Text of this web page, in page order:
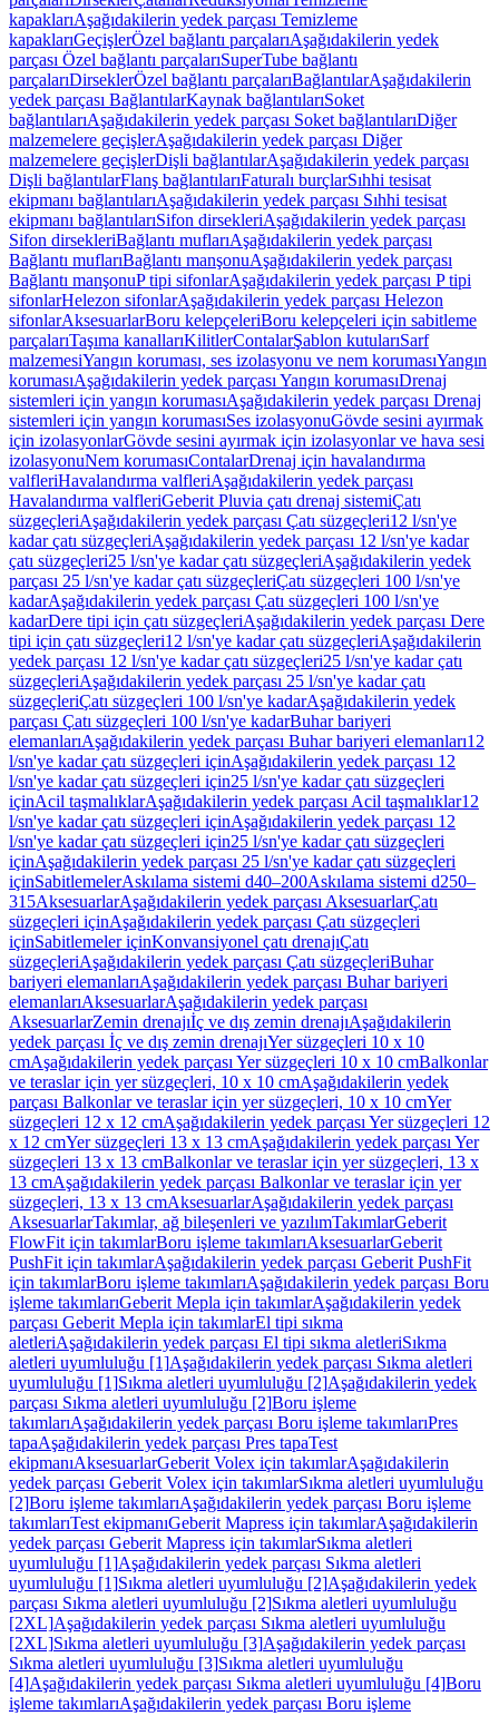
kapaklarıAşağıdakilerin yedek parçası Temizleme
kapaklarıGeçişlerÖzel bağlantı parçalarıAşağıdakilerin yedek
parçası Özel bağlantı parçalarıSuperTube bağlantı
parçalarıDirseklerÖzel bağlantı parçalarıBağlantılarAşağıdakilerin
yedek parçası BağlantılarKaynak bağlantılarıSoket
bağlantılarıAşağıdakilerin yedek parçası Soket bağlantılarıDiğer
malzemelere geçişlerAşağıdakilerin yedek parçası Diğer
malzemelere geçişlerDişli bağlantılarAşağıdakilerin yedek parçası
Dişli bağlantılarFlanş bağlantılarıFaturalı burçlarSıhhi tesisat
ekipmanı bağlantılarıAşağıdakilerin yedek parçası Sıhhi tesisat
ekipmanı bağlantılarıSifon dirsekleriAşağıdakilerin yedek parçası
Sifon dirsekleriBağlantı muflarıAşağıdakilerin yedek parçası
Bağlantı muflarıBağlantı manşonuAşağıdakilerin yedek parçası
Bağlantı manşonuP tipi sifonlarAşağıdakilerin yedek parçası P tipi
sifonlarHelezon sifonlarAşağıdakilerin yedek parçası Helezon
sifonlarAksesuarlarBoru kelepçeleriBoru kelepçeleri için sabitleme
parçalarıTaşıma kanallarıKilitlerContalarŞablon kutularıSarf
malzemesiYangın koruması, ses izolasyonu ve nem korumasıYangın
korumasıAşağıdakilerin yedek parçası Yangın korumasıDrenaj
sistemleri için yangın korumasıAşağıdakilerin yedek parçası Drenaj
sistemleri için yangın korumasıSes izolasyonuGövde sesini ayırmak
için izolasyonlarGövde sesini ayırmak için izolasyonlar ve hava sesi
izolasyonuNem korumasıContalarDrenaj için havalandırma
valfleriHavalandırma valfleriAşağıdakilerin yedek parçası
Havalandırma valfleriGeberit Pluvia çatı drenaj sistemiÇatı
süzgeçleriAşağıdakilerin yedek parçası Çatı süzgeçleri12 l/sn'ye
kadar çatı süzgeçleriAşağıdakilerin yedek parçası 12 l/sn'ye kadar
çatı süzgeçleri25 l/sn'ye kadar çatı süzgeçleriAşağıdakilerin yedek
parçası 25 l/sn'ye kadar çatı süzgeçleriÇatı süzgeçleri 100 l/sn'ye
kadarAşağıdakilerin yedek parçası Çatı süzgeçleri 100 l/sn'ye
kadarDere tipi için çatı süzgeçleriAşağıdakilerin yedek parçası Dere
tipi için çatı süzgeçleri12 l/sn'ye kadar çatı süzgeçleriAşağıdakilerin
yedek parçası 12 l/sn'ye kadar çatı süzgeçleri25 l/sn'ye kadar çatı
süzgeçleriAşağıdakilerin yedek parçası 25 l/sn'ye kadar çatı
süzgeçleriÇatı süzgeçleri 100 l/sn'ye kadarAşağıdakilerin yedek
parçası Çatı süzgeçleri 100 l/sn'ye kadarBuhar bariyeri
elemanlarıAşağıdakilerin yedek parçası Buhar bariyeri elemanları12
l/sn'ye kadar çatı süzgeçleri içinAşağıdakilerin yedek parçası 12
l/sn'ye kadar çatı süzgeçleri için25 l/sn'ye kadar çatı süzgeçleri
içinAcil taşmalıklarAşağıdakilerin yedek parçası Acil taşmalıklar12
l/sn'ye kadar çatı süzgeçleri içinAşağıdakilerin yedek parçası 12
l/sn'ye kadar çatı süzgeçleri için25 l/sn'ye kadar çatı süzgeçleri
içinAşağıdakilerin yedek parçası 25 l/sn'ye kadar çatı süzgeçleri
içinSabitlemelerAskılama sistemi d40–200Askılama sistemi d250–
315AksesuarlarAşağıdakilerin yedek parçası AksesuarlarÇatı
süzgeçleri içinAşağıdakilerin yedek parçası Çatı süzgeçleri
içinSabitlemeler içinKonvansiyonel çatı drenajıÇatı
süzgeçleriAşağıdakilerin yedek parçası Çatı süzgeçleriBuhar
bariyeri elemanlarıAşağıdakilerin yedek parçası Buhar bariyeri
elemanlarıAksesuarlarAşağıdakilerin yedek parçası
AksesuarlarZemin drenajıİç ve dış zemin drenajıAşağıdakilerin
yedek parçası İç ve dış zemin drenajıYer süzgeçleri 10 x 10
cmAşağıdakilerin yedek parçası Yer süzgeçleri 10 x 10 cmBalkonlar
ve teraslar için yer süzgeçleri, 10 x 10 cmAşağıdakilerin yedek
parçası Balkonlar ve teraslar için yer süzgeçleri, 10 x 10 cmYer
süzgeçleri 12 x 12 cmAşağıdakilerin yedek parçası Yer süzgeçleri 12
x 12 cmYer süzgeçleri 13 x 13 cmAşağıdakilerin yedek parçası Yer
süzgeçleri 13 x 13 cmBalkonlar ve teraslar için yer süzgeçleri, 13 x
13 cmAşağıdakilerin yedek parçası Balkonlar ve teraslar için yer
süzgeçleri, 13 x 13 cmAksesuarlarAşağıdakilerin yedek parçası
AksesuarlarTakımlar, ağ bileşenleri ve yazılımTakımlarGeberit
FlowFit için takımlarBoru işleme takımlarıAksesuarlarGeberit
PushFit için takımlarAşağıdakilerin yedek parçası Geberit PushFit
için takımlarBoru işleme takımlarıAşağıdakilerin yedek parçası Boru
işleme takımlarıGeberit Mepla için takımlarAşağıdakilerin yedek
parçası Geberit Mepla için takımlarEl tipi sıkma
aletleriAşağıdakilerin yedek parçası El tipi sıkma aletleriSıkma
aletleri uyumluluğu [1]Aşağıdakilerin yedek parçası Sıkma aletleri
uyumluluğu [1]Sıkma aletleri uyumluluğu [2]Aşağıdakilerin yedek
parçası Sıkma aletleri uyumluluğu [2]Boru işleme
takımlarıAşağıdakilerin yedek parçası Boru işleme takımlarıPres
tapaAşağıdakilerin yedek parçası Pres tapaTest
ekipmanıAksesuarlarGeberit Volex için takımlarAşağıdakilerin
yedek parçası Geberit Volex için takımlarSıkma aletleri uyumluluğu
[2]Boru işleme takımlarıAşağıdakilerin yedek parçası Boru işleme
takımlarıTest ekipmanıGeberit Mapress için takımlarAşağıdakilerin
yedek parçası Geberit Mapress için takımlarSıkma aletleri
uyumluluğu [1]Aşağıdakilerin yedek parçası Sıkma aletleri
uyumluluğu [1]Sıkma aletleri uyumluluğu [2]Aşağıdakilerin yedek
parçası Sıkma aletleri uyumluluğu [2]Sıkma aletleri uyumluluğu
[2XL]Aşağıdakilerin yedek parçası Sıkma aletleri uyumluluğu
[2XL]Sıkma aletleri uyumluluğu [3]Aşağıdakilerin yedek parçası
Sıkma aletleri uyumluluğu [3]Sıkma aletleri uyumluluğu
[4]Aşağıdakilerin yedek parçası Sıkma aletleri uyumluluğu [4]Boru
işleme takımlarıAşağıdakilerin yedek parçası Boru işleme